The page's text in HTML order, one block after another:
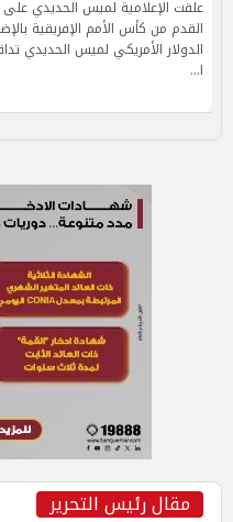
علقت الإعلامية لميس الحديدي
القدم من كأس الأمم الإفريقية
الدولار الأمريكي لميس الحديدي
ا…
مقال رئيس التحرير